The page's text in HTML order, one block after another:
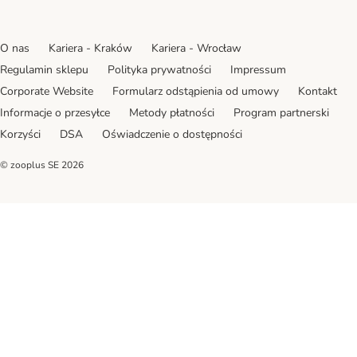
O nas Kariera - Kraków
Kariera - Wrocław
Regulamin sklepu
Polityka prywatności
Impressum
Corporate Website
Formularz odstąpienia od umowy
Kontakt
Informacje o przesyłce
Metody płatności
Program partnerski
Korzyści
DSA Oświadczenie o dostępności
© zooplus SE 2026